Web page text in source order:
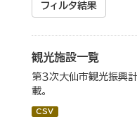
フィルタ結果
観光施設一覧
第３次大仙市観光振興
載。
CSV